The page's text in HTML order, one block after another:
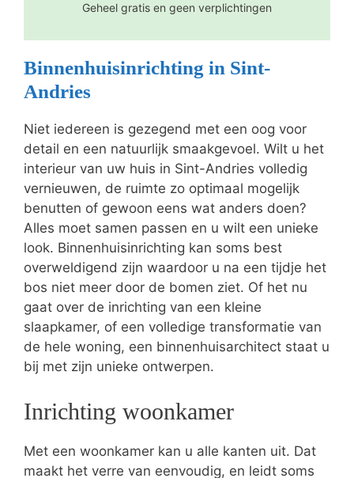
Geheel gratis en geen verplichtingen
Binnenhuisinrichting in Sint-
Andries
Niet iedereen is gezegend met een oog voor
detail en een natuurlijk smaakgevoel. Wilt u het
interieur van uw huis in Sint-Andries volledig
vernieuwen, de ruimte zo optimaal mogelijk
benutten of gewoon eens wat anders doen?
Alles moet samen passen en u wilt een unieke
look. Binnenhuisinrichting kan soms best
overweldigend zijn waardoor u na een tijdje het
bos niet meer door de bomen ziet. Of het nu
gaat over de inrichting van een kleine
slaapkamer, of een volledige transformatie van
de hele woning, een binnenhuisarchitect staat u
bij met zijn unieke ontwerpen.
Inrichting woonkamer
Met een woonkamer kan u alle kanten uit. Dat
maakt het verre van eenvoudig, en leidt soms